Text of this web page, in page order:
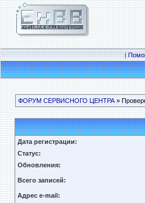
|
ФОРУМ СЕРВИСНОГО ЦЕНТРА»
Дата регистрации:
Статус:
Обновления:
Всего записей:
Адрес e-mail: